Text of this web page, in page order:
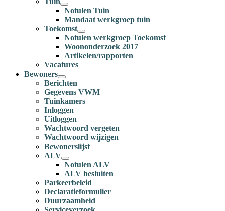
Notulen Tuin
Mandaat werkgroep tuin
Toekomst
Notulen werkgroep Toekomst
Woononderzoek 2017
Artikelen/rapporten
Vacatures
Bewoners
Berichten
Gegevens VWM
Tuinkamers
Inloggen
Uitloggen
Wachtwoord vergeten
Wachtwoord wijzigen
Bewonerslijst
ALV
Notulen ALV
ALV besluiten
Parkeerbeleid
Declaratieformulier
Duurzaamheid